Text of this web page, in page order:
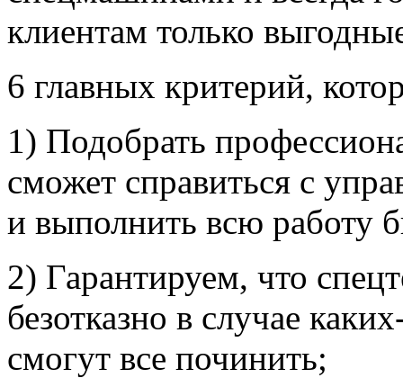
клиентам только
6 главных критерий,
1) Подобрать
сможет справиться с
и выполнить всю работу
2) Гарантируем, что
безотказно в случае
смогут все починить;